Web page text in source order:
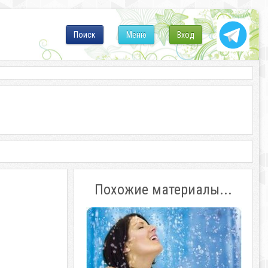
Вход
Меню
Поиск
Похожие материалы...